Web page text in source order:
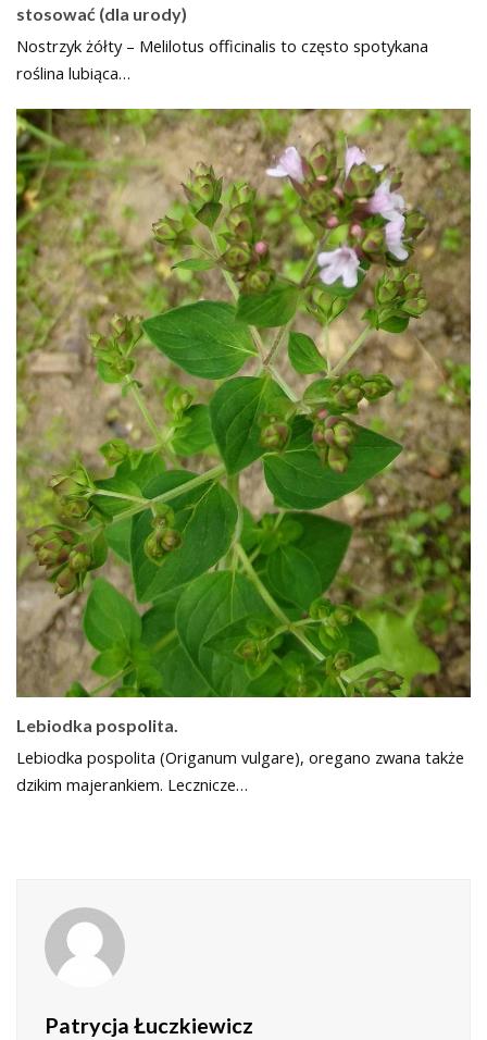
stosować (dla urody)
Nostrzyk żółty – Melilotus officinalis to często spotykana
roślina lubiąca…
Lebiodka pospolita.
Lebiodka pospolita (Origanum vulgare), oregano zwana także
dzikim majerankiem. Lecznicze…
Patrycja Łuczkiewicz